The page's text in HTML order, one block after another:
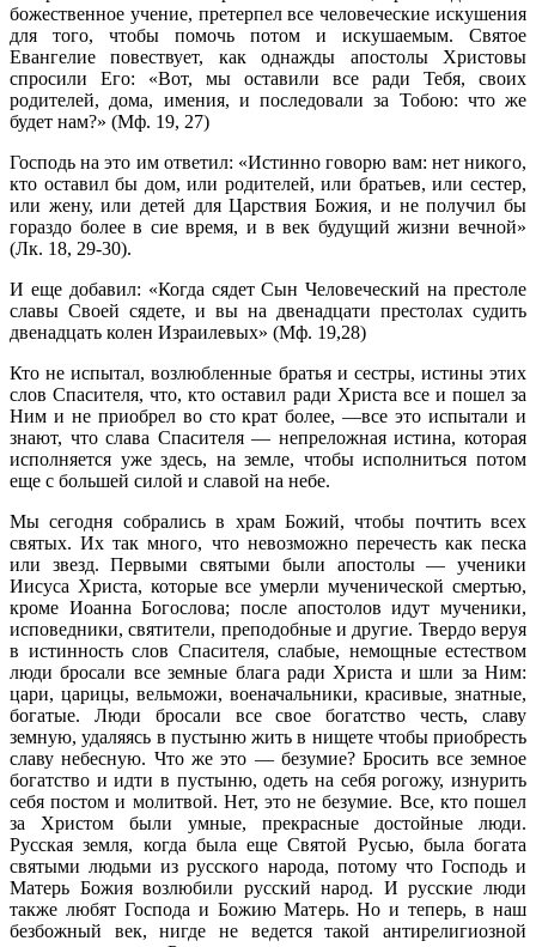
божественное учение, претерпел все человеческие искушения
для того, чтобы помочь потом и искушаемым. Святое
Евангелие повествует, как однажды апостолы Христовы
спросили Его: «Вот, мы оставили все ради Тебя, своих
родителей, дома, имения, и последовали за Тобою: что же
будет нам?» (Мф. 19, 27)
Господь на это им ответил: «Истинно говорю вам: нет никого,
кто оставил бы дом, или родителей, или братьев, или сестер,
или жену, или детей для Царствия Божия, и не получил бы
гораздо более в сие время, и в век будущий жизни вечной»
(Лк. 18, 29-30).
И еще добавил: «Когда сядет Сын Человеческий на престоле
славы Своей сядете, и вы на двенадцати престолах судить
двенадцать колен Израилевых» (Мф. 19,28)
Кто не испытал, возлюбленные братья и сестры, истины этих
слов Спасителя, что, кто оставил ради Христа все и пошел за
Ним и не приобрел во сто крат более, —все это испытали и
знают, что слава Спасителя — непреложная истина, которая
исполняется уже здесь, на земле, чтобы исполниться потом
еще с большей силой и славой на небе.
Мы сегодня собрались в храм Божий, чтобы почтить всех
святых. Их так много, что невозможно перечесть как песка
или звезд. Первыми святыми были апостолы — ученики
Иисуса Христа, которые все умерли мученической смертью,
кроме Иоанна Богослова; после апостолов идут мученики,
исповедники, святители, преподобные и другие. Твердо веруя
в истинность слов Спасителя, слабые, немощные естеством
люди бросали все земные блага ради Христа и шли за Ним:
цари, царицы, вельможи, военачальники, красивые, знатные,
богатые. Люди бросали все свое богатство честь, славу
земную, удаляясь в пустыню жить в нищете чтобы приобресть
славу небесную. Что же это — безумие? Бросить все земное
богатство и идти в пустыню, одеть на себя рогожу, изнурить
себя постом и молитвой. Нет, это не безумие. Все, кто пошел
за Христом были умные, прекрасные достойные люди.
Русская земля, когда была еще Святой Русью, была богата
святыми людьми из русского народа, потому что Господь и
Матерь Божия возлюбили русский народ. И русские люди
также любят Господа и Божию Матерь. Но и теперь, в наш
безбожный век, нигде не ведется такой антирелигиозной